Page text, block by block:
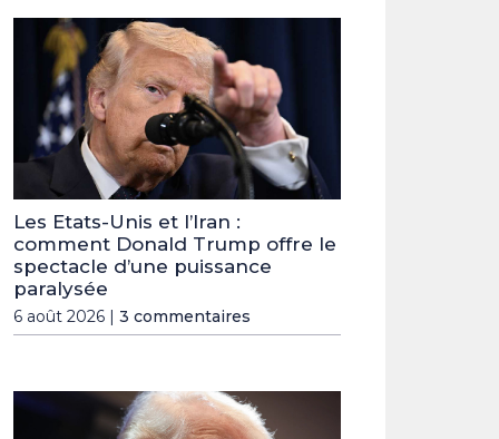
Les Etats-Unis et l’Iran :
comment Donald Trump offre le
spectacle d’une puissance
paralysée
6 août 2026 | 3 commentaires